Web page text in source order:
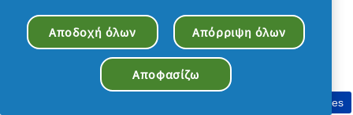
ζητήσουν την ολοκλήρωση ή συνέχισή του
Διαγωνισμού ή οποιαδήποτε αποζημίωση.
2.Για οποιαδήποτε πληροφορία σχετικά με τον
Συγκατάθεση στη χρήση cookies
Αποδοχή όλων Απόρριψη όλων
Αποφασίζω